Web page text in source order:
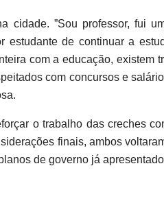
cidade. ”Sou professor, fui
de continuar a
com a educação, existem
com concursos e
o trabalho das creches
finais, ambos
de governo já